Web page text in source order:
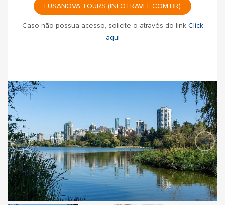
LUSANOVA TOURS (INFOTRAVEL.COM.BR)
Caso não possua acesso, solicite-o através do link Click
aqui